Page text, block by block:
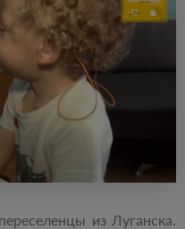
из Луганска.